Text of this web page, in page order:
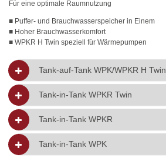
Für eine optimale Raumnutzung
■ Puffer- und Brauchwasserspeicher in Einem
■ Hoher Brauchwasserkomfort
■ WPKR H Twin speziell für Wärmepumpen
Tank-auf-Tank WPK/WPKR H Twin
Tank-in-Tank WPKR Twin
Tank-in-Tank WPKR
Tank-in-Tank WPK